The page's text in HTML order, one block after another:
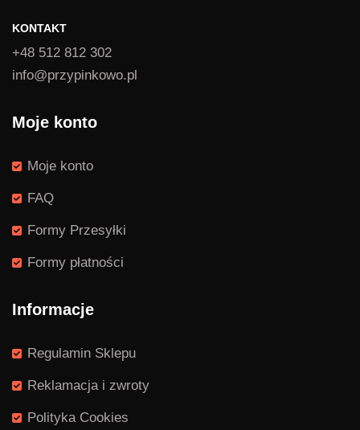
KONTAKT
+48 512 812 302
info@przypinkowo.pl
Moje konto
Moje konto
FAQ
Formy Przesyłki
Formy płatności
Informacje
Regulamin Sklepu
Reklamacja i zwroty
Polityka Cookies